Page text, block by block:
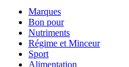
Marques
Bon pour
Nutriments
Régime et Minceur
Sport
Alimentation